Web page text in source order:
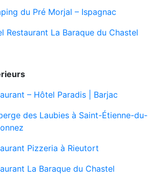
du Pré Morjal – Ispagnac
Restaurant La Baraque du Chastel
– Hôtel Paradis | Barjac
des Laubies à Saint-Étienne-du-
Pizzeria à Rieutort
La Baraque du Chastel